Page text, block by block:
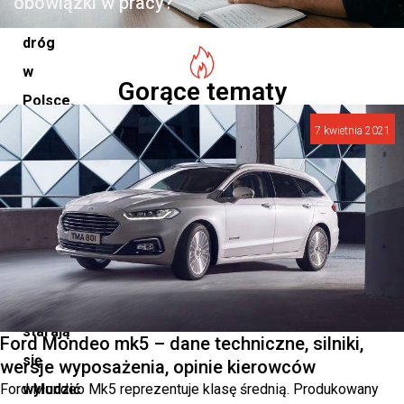
odcinków
dróg
w
Polsce.
Oszuści,
wykorzystując
nowoczesne
technologie
metody
manipulacji,
starają
się
wyłudzić
Gorące tematy
7 kwietnia 2021
Ford Mondeo mk5 – dane techniczne, silniki,
wersje wyposażenia, opinie kierowców
Ford Mondeo Mk5 reprezentuje klasę średnią. Produkowany